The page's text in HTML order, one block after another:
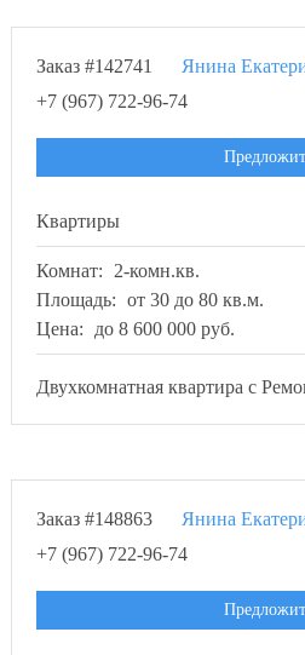
Заказ #142741
Янина
+7 (967) 722-96-74
Квартиры
Комнат:
2-комн.кв.
Площадь: от 30 до 80 кв.м.
Цена:
до 8 600 000 руб.
Двухкомнатная квартира с
Заказ #148863
Янина
+7 (967) 722-96-74